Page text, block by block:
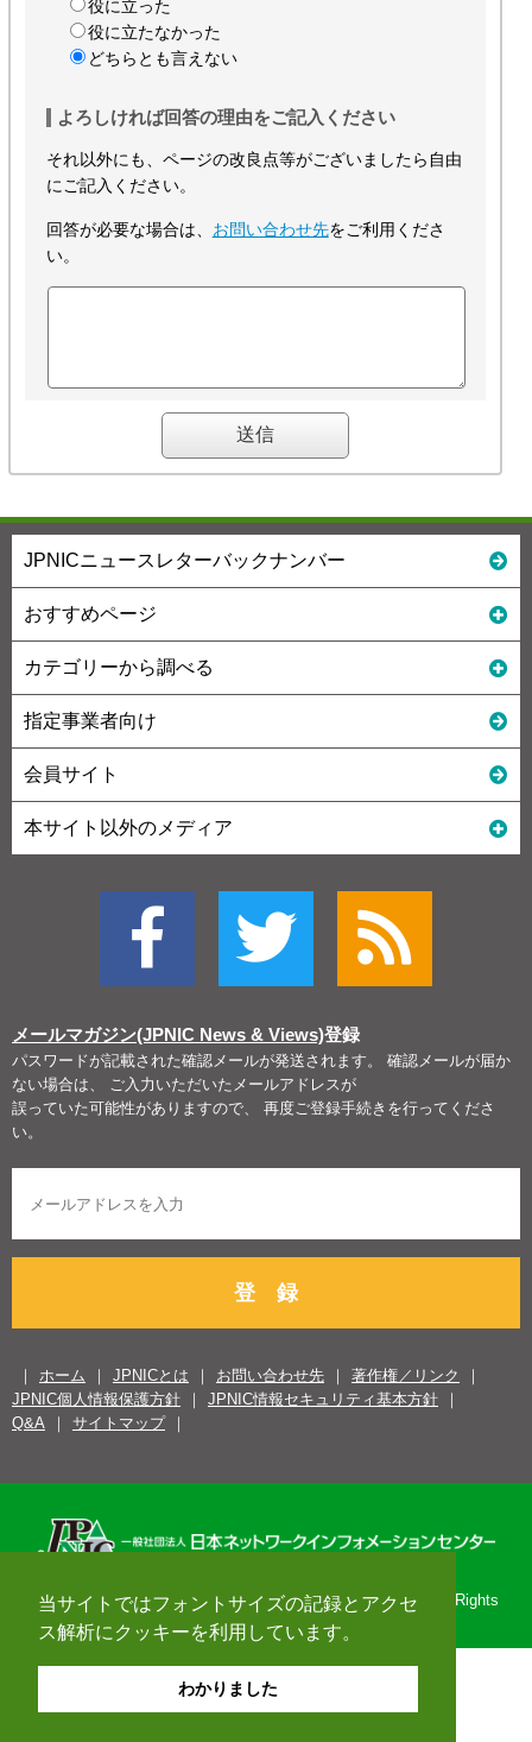
当サイトではフォントサイズの記録とアクセ
ス解析にクッキーを利用しています。
わかりました
役に立った
役に立たなかった
どちらとも言えない
よろしければ回答の理由をご記入ください
それ以外にも、ページの改良点等がございましたら自由
にご記入ください。
回答が必要な場合は、 お問い合わせ先をご利用くださ
い。
JPNICニュースレターバックナンバー
おすすめページ
カテゴリーから調べる
指定事業者向け
会員サイト
本サイト以外のメディア
メールマガジン(JPNIC News & Views)登録
パスワードが記載された確認メールが発送されます。 確認メールが届か
ない場合は、 ご入力いただいたメールアドレスが
誤っていた可能性がありますので、 再度ご登録手続きを行ってくださ
い。
登 録
ホーム JPNICとは お問い合わせ先
著作権／リンク
JPNIC個人情報保護方針
JPNIC情報セキュリティ基本方針
Q&A
サイトマップ
Copyright© 1996-2026 Japan Network Information Center. All Rights
Reserved.